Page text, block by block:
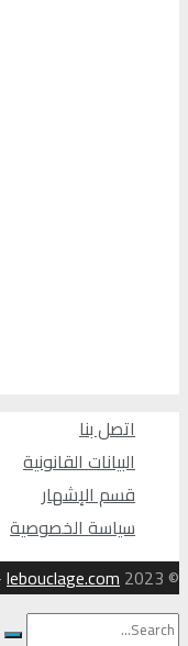
اتصل بنا
البيانات القانونية
قسم الإشهار
سياسة الخصوصية
© 2023
lebouclage.com